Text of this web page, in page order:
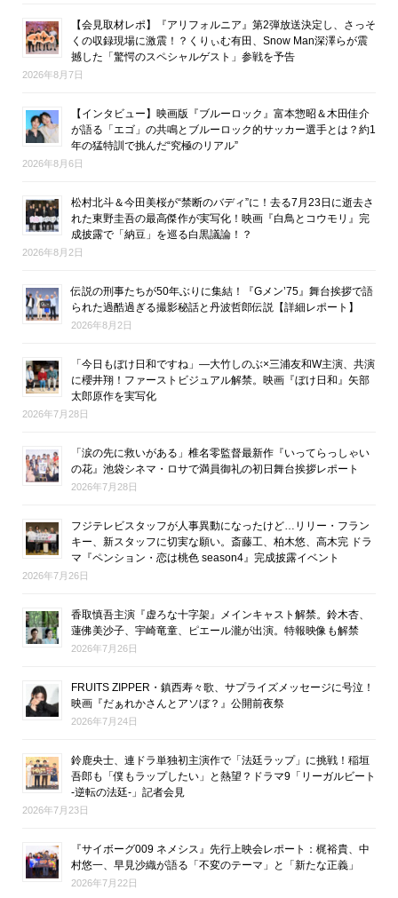
【会見取材レポ】『アリフォルニア』第2弾放送決定し、さっそ
くの収録現場に激震！？くりぃむ有田、Snow Man深澤らが震
撼した「驚愕のスペシャルゲスト」参戦を予告
2026年8月7日
【インタビュー】映画版『ブルーロック』富本惣昭＆木田佳介
が語る「エゴ」の共鳴とブルーロック的サッカー選手とは？約1
年の猛特訓で挑んだ“究極のリアル”
2026年8月6日
松村北斗＆今田美桜が“禁断のバディ”に！去る7月23日に逝去さ
れた東野圭吾の最高傑作が実写化！映画『白鳥とコウモリ』完
成披露で「納豆」を巡る白黒議論！？
2026年8月2日
伝説の刑事たちが50年ぶりに集結！『Gメン’75』舞台挨拶で語
られた過酷過ぎる撮影秘話と丹波哲郎伝説【詳細レポート】
2026年8月2日
「今日もぼけ日和ですね」―大竹しのぶ×三浦友和W主演、共演
に櫻井翔！ファーストビジュアル解禁。映画『ぼけ日和』矢部
太郎原作を実写化
2026年7月28日
「涙の先に救いがある」椎名零監督最新作『いってらっしゃい
の花』池袋シネマ・ロサで満員御礼の初日舞台挨拶レポート
2026年7月28日
フジテレビスタッフが人事異動になったけど…リリー・フラン
キー、新スタッフに切実な願い。斎藤工、柏木悠、高木完 ドラ
マ『ペンション・恋は桃色 season4』完成披露イベント
2026年7月26日
香取慎吾主演『虚ろな十字架』メインキャスト解禁。鈴木杏、
蓮佛美沙子、宇崎竜童、ピエール瀧が出演。特報映像も解禁
2026年7月26日
FRUITS ZIPPER・鎮西寿々歌、サプライズメッセージに号泣！
映画『だぁれかさんとアソぼ？』公開前夜祭
2026年7月24日
鈴鹿央士、連ドラ単独初主演作で「法廷ラップ」に挑戦！稲垣
吾郎も「僕もラップしたい」と熱望？ドラマ9「リーガルビート
-逆転の法廷-」記者会見
2026年7月23日
『サイボーグ009 ネメシス』先行上映会レポート：梶裕貴、中
村悠一、早見沙織が語る「不変のテーマ」と「新たな正義」
2026年7月22日